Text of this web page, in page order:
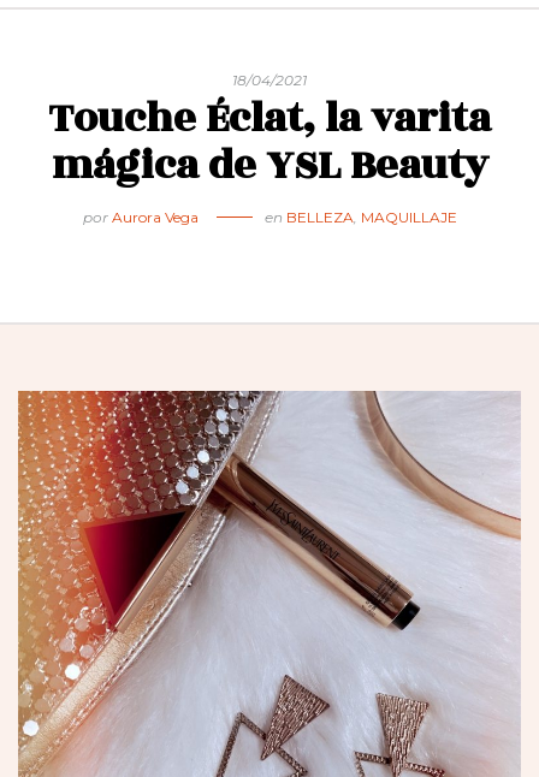
18/04/2021
Touche Éclat, la varita
mágica de YSL Beauty
por Aurora Vega en BELLEZA, MAQUILLAJE